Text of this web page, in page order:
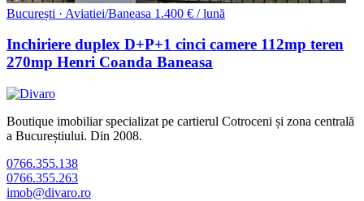
București · Aviatiei/Baneasa 1.400 € / lună
Inchiriere duplex D+P+1 cinci camere 112mp teren
270mp Henri Coanda Baneasa
Boutique imobiliar specializat pe cartierul Cotroceni și zona centrală
a Bucureștiului. Din 2008.
0766.355.138
0766.355.263
imob@divaro.ro